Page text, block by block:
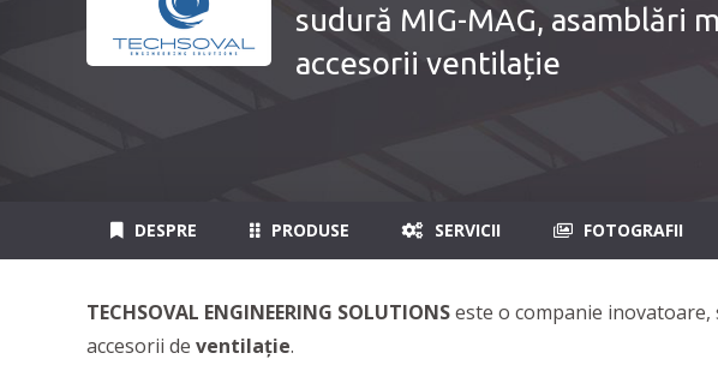
sudură MIG-MAG, asamblări
accesorii ventilație
DESPRE PRODUSE SERVICII FOTOGRAFII
TECHSOVAL ENGINEERING SOLUTIONSeste o companie inovatoare,
accesorii de ventilație.